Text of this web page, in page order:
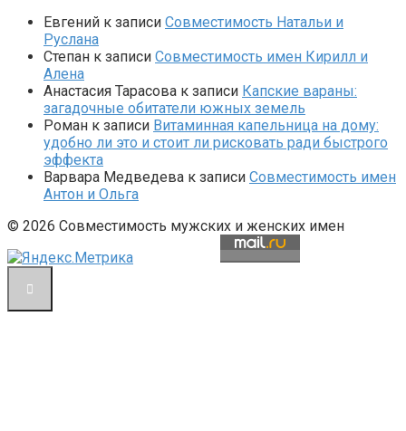
Евгений к записи Совместимость Натальи и
Руслана
Степан к записи Совместимость имен Кирилл и
Алена
Анастасия Тарасова к записи Капские вараны:
загадочные обитатели южных земель
Роман к записи Витаминная капельница на дому:
удобно ли это и стоит ли рисковать ради быстрого
эффекта
Варвара Медведева к записи Совместимость имен
Антон и Ольга
© 2026 Совместимость мужских и женских имен